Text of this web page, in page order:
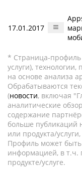
17.01.2017
* Страница-профиль
услуги),
на основе анализа
Обрабатываются
(новости, включая
аналитические
содержание
больше публикаций
или продукта/
Профиль может
информацией, в т.ч.
продукте/услуге.